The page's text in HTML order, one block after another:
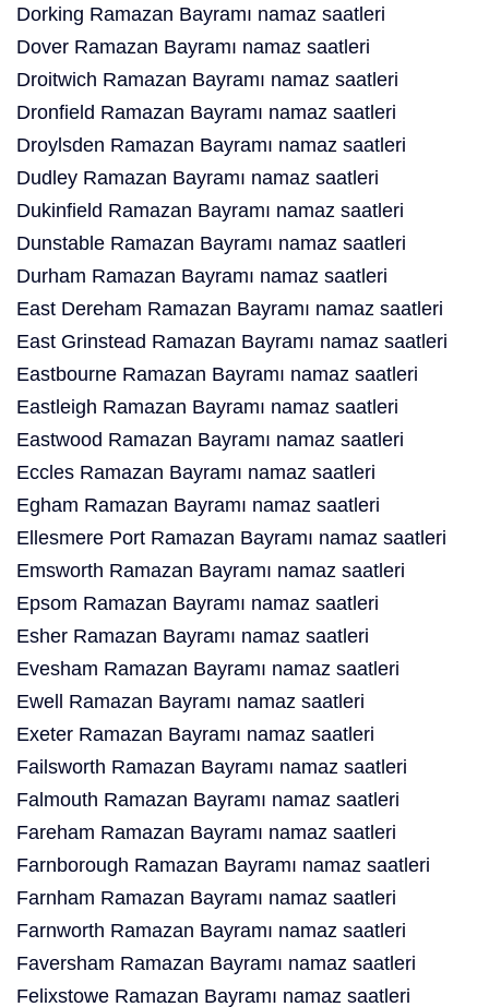
Dorking Ramazan Bayramı namaz saatleri
Dover Ramazan Bayramı namaz saatleri
Droitwich Ramazan Bayramı namaz saatleri
Dronfield Ramazan Bayramı namaz saatleri
Droylsden Ramazan Bayramı namaz saatleri
Dudley Ramazan Bayramı namaz saatleri
Dukinfield Ramazan Bayramı namaz saatleri
Dunstable Ramazan Bayramı namaz saatleri
Durham Ramazan Bayramı namaz saatleri
East Dereham Ramazan Bayramı namaz saatleri
East Grinstead Ramazan Bayramı namaz saatleri
Eastbourne Ramazan Bayramı namaz saatleri
Eastleigh Ramazan Bayramı namaz saatleri
Eastwood Ramazan Bayramı namaz saatleri
Eccles Ramazan Bayramı namaz saatleri
Egham Ramazan Bayramı namaz saatleri
Ellesmere Port Ramazan Bayramı namaz saatleri
Emsworth Ramazan Bayramı namaz saatleri
Epsom Ramazan Bayramı namaz saatleri
Esher Ramazan Bayramı namaz saatleri
Evesham Ramazan Bayramı namaz saatleri
Ewell Ramazan Bayramı namaz saatleri
Exeter Ramazan Bayramı namaz saatleri
Failsworth Ramazan Bayramı namaz saatleri
Falmouth Ramazan Bayramı namaz saatleri
Fareham Ramazan Bayramı namaz saatleri
Farnborough Ramazan Bayramı namaz saatleri
Farnham Ramazan Bayramı namaz saatleri
Farnworth Ramazan Bayramı namaz saatleri
Faversham Ramazan Bayramı namaz saatleri
Felixstowe Ramazan Bayramı namaz saatleri